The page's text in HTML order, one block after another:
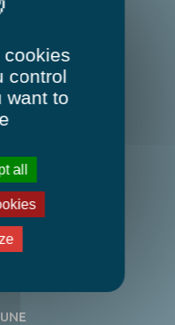
et travailler avec
control
want to
all